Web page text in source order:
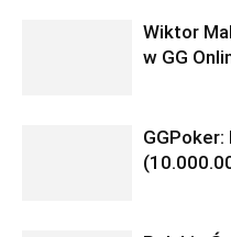
Wiktor
w GG